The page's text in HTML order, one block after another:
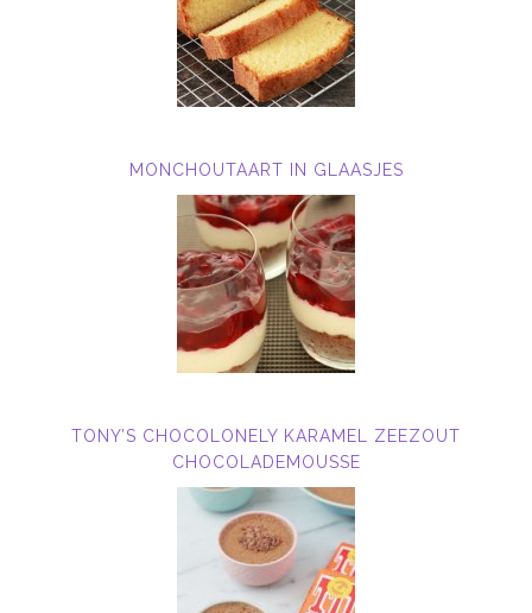
MONCHOUTAART IN GLAASJES
TONY’S CHOCOLONELY KARAMEL ZEEZOUT
CHOCOLADEMOUSSE